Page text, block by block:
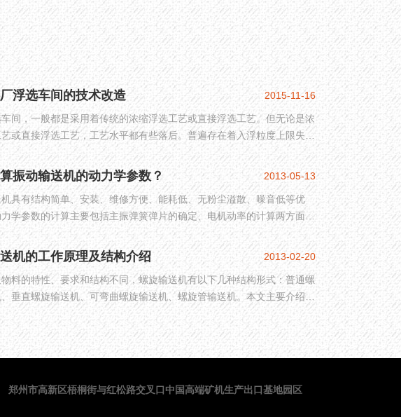
浮选车间的技术改造
间，一般都是采用着传统的浓缩浮选工艺或直接浮选工艺。但无论是浓
或直接浮选工艺，工艺水平都有些落后。普遍存在着入浮粒度上限失控
严，不能保证+0.5mm级颗粒不进浮选，不能保证不经浮选的煤泥不出
保证消除高灰细泥在洗水系统中的积聚，对精煤，特别是对浮选精煤造成
，具体表现在浮选精煤在总精煤中占不到应有的份额，压滤煤泥或厂外
灰分比浮选尾煤灰分低得太多，因而全厂选煤效率很低或很难达到
，因此，应当积极地进行技术改造。
2015-11-16
振动输送机的动力学参数？
具有结构简单、安装、维修方便、能耗低、无粉尘溢散、噪音低等优
学参数的计算主要包括主振弹簧弹片的确定、电机动率的计算两方面，
绍着两个参数的计算方法。
2013-05-13
机的工作原理及结构介绍
料的特性、要求和结构不同，螺旋输送机有以下几种结构形式：普通螺
垂直螺旋输送机、可弯曲螺旋输送机、螺旋管输送机。本文主要介绍螺
的工作原理、特点和主要部件。
2013-02-20
郑州市高新区梧桐街与红松路交叉口中国高端矿机生产出口基地园区